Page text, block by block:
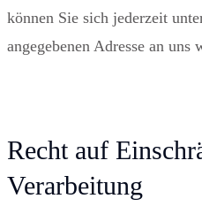
können Sie sich jederzeit
angegebenen Adresse an uns
Recht auf
Verarbeitung